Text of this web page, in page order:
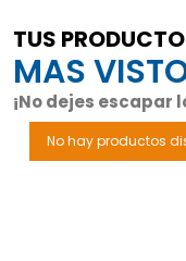
TUS
MAS
¡No dejes escapar
No hay productos